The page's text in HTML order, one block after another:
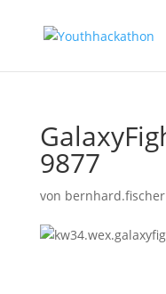
9877
von bernhard.fischer